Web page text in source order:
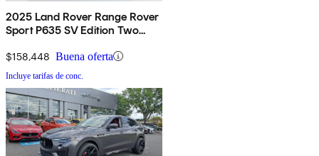
2025 Land Rover Range Rover
Sport P635 SV Edition Two
$158,448 Buena oferta
Incluye tarifas de conc.